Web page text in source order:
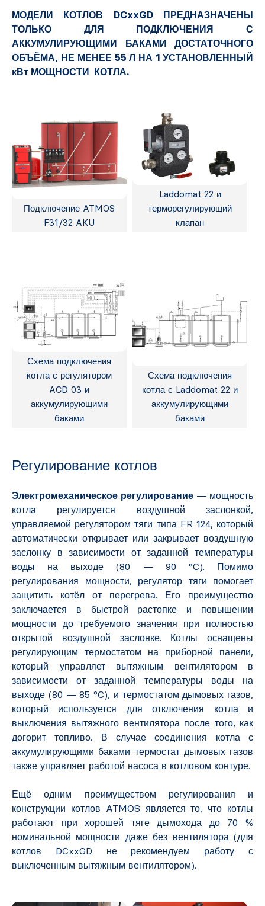
МОДЕЛИ КОТЛОВ DCxxGD ПРЕДНАЗНАЧЕНЫ
ТОЛЬКО ДЛЯ ПОДКЛЮЧЕНИЯ С
АККУМУЛИРУЮЩИМИ БАКАМИ ДОСТАТОЧНОГО
ОБЪЁМА, НЕ МЕНЕЕ 55 Л НА 1 УСТАНОВЛЕННЫЙ
кВт МОЩНОСТИ КОТЛА.
Подключение ATMOS
F31/32 AKU
Laddomat 22 и
терморегулирующий
клапан
Схема подключения
котла с регулятором
ACD 03 и
аккумулирующими
баками
Схема подключения
котла с Laddomat 22 и
аккумулирующими
баками
Регулирование котлов
Электромеханическое регулирование — мощность
котла регулируется воздушной заслонкой,
управляемой регулятором тяги типа FR 124, который
автоматически открывает или закрывает воздушную
заслонку в зависимости от заданной температуры
воды на выходе (80 — 90 °C). Помимо
регулирования мощности, регулятор тяги помогает
защитить котёл от перегрева. Его преимущество
заключается в быстрой растопке и повышении
мощности до требуемого значения при полностью
открытой воздушной заслонке. Котлы оснащены
регулирующим термостатом на приборной панели,
который управляет вытяжным вентилятором в
зависимости от заданной температуры воды на
выходе (80 — 85 °C), и термостатом дымовых газов,
который используется для отключения котла и
выключения вытяжного вентилятора после того, как
догорит топливо. В случае соединения котла с
аккумулирующими баками термостат дымовых газов
также управляет работой насоса в котловом контуре.
Ещё одним преимуществом регулирования и
конструкции котлов ATMOS является то, что котлы
работают при хорошей тяге дымохода до 70 %
номинальной мощности даже без вентилятора (для
котлов DCxxGD не рекомендуем работу с
выключенным вытяжным вентилятором).